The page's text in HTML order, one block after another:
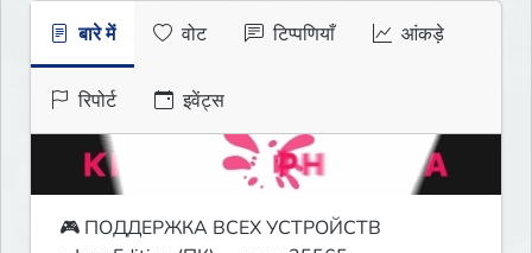
बारे में वोट टिप्पणियाँ आंकड़े
रिपोर्ट इवेंट्स
🎮 ПОДДЕРЖКА ВСЕХ УСТРОЙСТВ